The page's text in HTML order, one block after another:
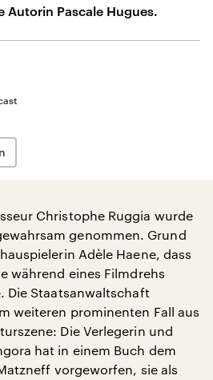
Autorin Pascale Hugues.
Christophe Ruggia wurde
genommen. Grund
Adèle Haene, dass
während eines Filmdrehs
Die Staatsanwaltschaft
weiteren prominenten Fall aus
Die Verlegerin und
hat in einem Buch dem
vorgeworfen, sie als